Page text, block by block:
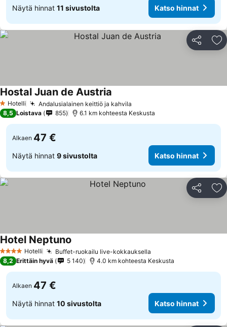
Näytä hinnat 11 sivustolta Katso hinnat
Jaa
1 Tähtiluokitus
Hotelli Andalusialainen keittiö ja kahvila
Hostal Juan de Austria
8,5 Loistava 855 6.1 km kohteesta Keskusta
Alkaen 47 €
Näytä hinnat 9 sivustolta Katso hinnat
Jaa
4 Tähtiluokitus
Hotelli Buffet-ruokailu live-kokkauksella
Hotel Neptuno
8,2 Erittäin hyvä 5 140 4.0 km kohteesta Keskusta
Alkaen 47 €
Näytä hinnat 10 sivustolta Katso hinnat